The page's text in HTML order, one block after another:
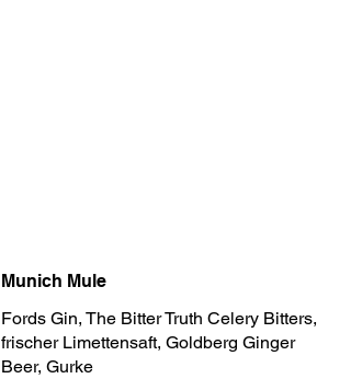
Munich Mule
Fords Gin, The Bitter Truth Celery Bitters,
frischer Limettensaft, Goldberg Ginger
Beer, Gurke